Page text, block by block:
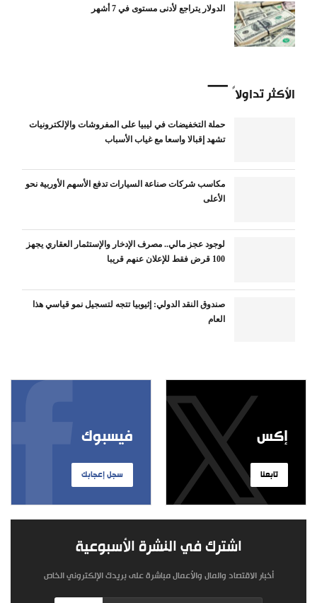
الدولار يتراجع لأدنى مستوى في 7 أشهر
الأكثر تداولاً
حملة التخفيضات في ليبيا على المفروشات والإلكترونيات
تشهد إقبالا واسعا مع غياب الأسباب
مكاسب شركات صناعة السيارات تدفع الأسهم الأوربية نحو
الأعلى
لوجود عجز مالي.. مصرف الإدخار والإستثمار العقاري يجهز
100 قرض فقط للإعلان عنهم قريبا
صندوق النقد الدولي: إثيوبيا تتجه لتسجيل نمو قياسي هذا
العام
فيسبوك
سجل إعجابك
إكس
تابعنا
اشترك في النشرة الأسبوعية
أخبار الاقتصاد والمال والأعمال مباشرة على بريدك الإلكتروني الخاص